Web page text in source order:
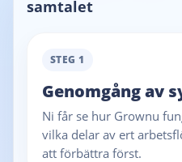
samtalet
STEG 1
Genomgång av
Ni får se hur Grownu
vilka delar av ert
att förbättra först.